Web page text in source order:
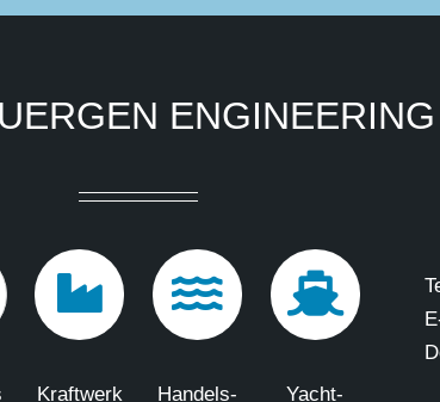
ENGINEERING
Kraftwerk Handels- Yacht-